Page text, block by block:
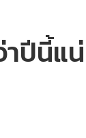
าปีนี้